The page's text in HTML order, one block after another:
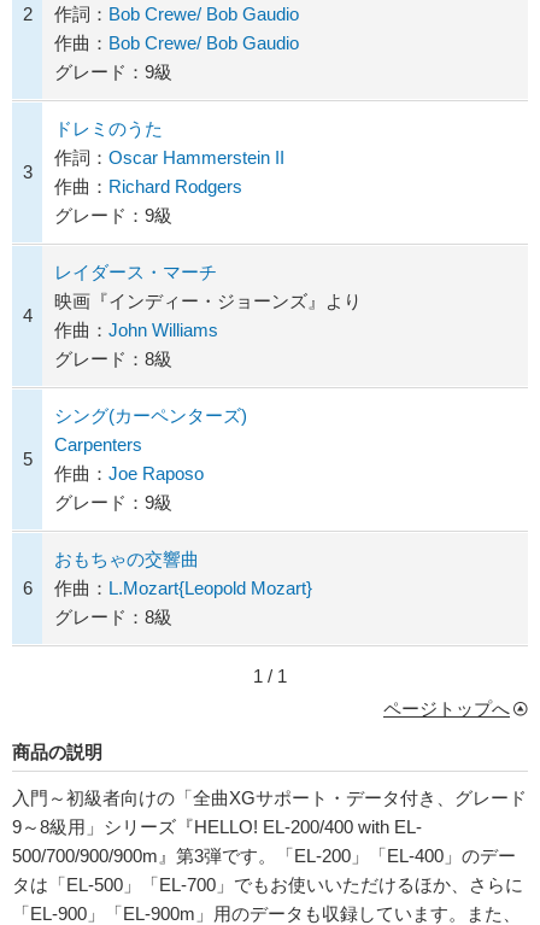
2
作詞： Bob Crewe/ Bob Gaudio
作曲： Bob Crewe/ Bob Gaudio
グレード：9級
3
ドレミのうた
作詞： Oscar Hammerstein II
作曲： Richard Rodgers
グレード：9級
4
レイダース・マーチ
映画『インディー・ジョーンズ』より
作曲： John Williams
グレード：8級
5
シング(カーペンターズ)
Carpenters
作曲： Joe Raposo
グレード：9級
6
おもちゃの交響曲
作曲： L.Mozart{Leopold Mozart}
グレード：8級
1 / 1
ページトップへ
商品の説明
入門～初級者向けの「全曲XGサポート・データ付き、グレード
9～8級用」シリーズ『HELLO! EL-200/400 with EL-
500/700/900/900m』第3弾です。「EL-200」「EL-400」のデー
タは「EL-500」「EL-700」でもお使いいただけるほか、さらに
「EL-900」「EL-900m」用のデータも収録しています。また、